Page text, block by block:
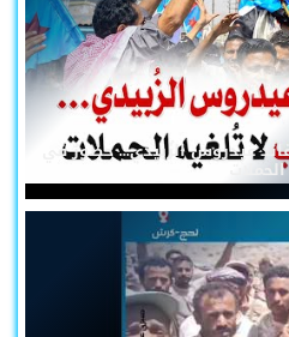
عيدروس الزُبيدي... حضورٌ في